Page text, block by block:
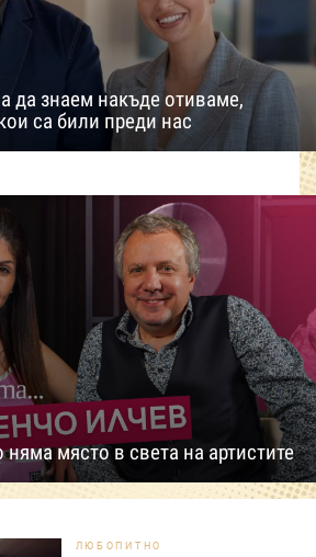
да знаем накъде отиваме,
са били преди нас
място в света на артистите
ЛЮБОПИТНО